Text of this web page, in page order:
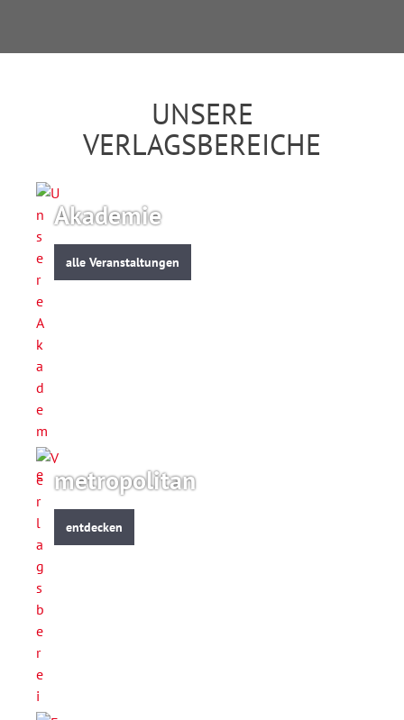
UNSERE
VERLAGSBEREICHE
Akademie
alle Veranstaltungen
metropolitan
entdecken